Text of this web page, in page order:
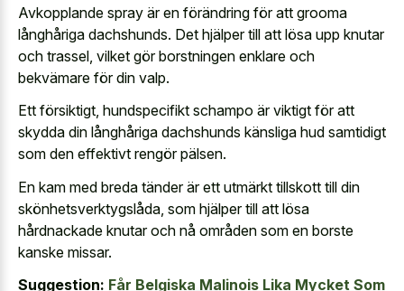
Avkopplande spray är en förändring för att grooma
långhåriga dachshunds. Det hjälper till att lösa upp knutar
och trassel, vilket gör borstningen enklare och
bekvämare för din valp.
Ett försiktigt, hundspecifikt schampo är viktigt för att
skydda din långhåriga dachshunds känsliga hud samtidigt
som den effektivt rengör pälsen.
En kam med breda tänder är ett utmärkt tillskott till din
skönhetsverktygslåda, som hjälper till att lösa
hårdnackade knutar och nå områden som en borste
kanske missar.
Suggestion: Får Belgiska Malinois Lika Mycket Som